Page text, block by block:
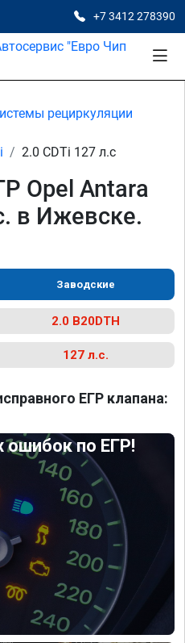
+7 3412 278390
рециркуляции
2.0 CDTi 127 л.с
Opel Antara
в Ижевске.
Заводские
2.0 B20DTH
127 л.с.
ЕГР клапана:
ошибок по ЕГР!